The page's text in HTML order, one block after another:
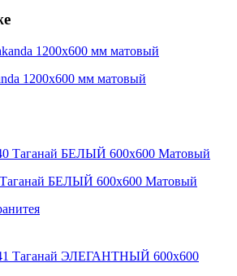
1200х600 мм матовый
Таганай БЕЛЫЙ 600x600 Матовый